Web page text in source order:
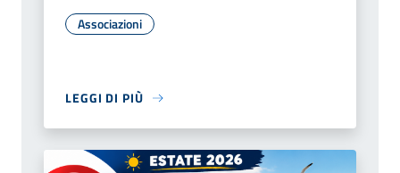
Associazioni
LEGGI DI PIÙ